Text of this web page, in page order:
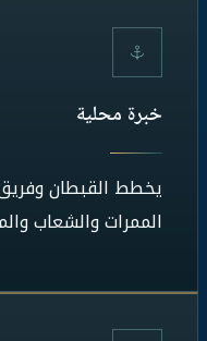
خبرة محلية
يخطط القبطان
الممرات والشعاب